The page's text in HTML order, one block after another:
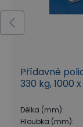
Přídavné
330 kg, 1000
Délka (mm):
Hloubka (mm):